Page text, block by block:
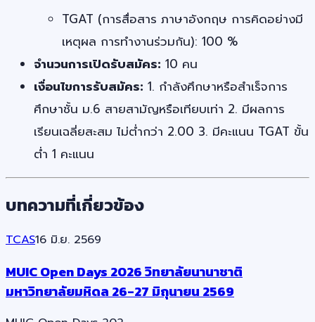
TGAT (การสื่อสาร ภาษาอังกฤษ การคิดอย่างมี
เหตุผล การทำงานร่วมกัน): 100 %
จำนวนการเปิดรับสมัคร: 10 คน
เงื่อนไขการรับสมัคร: 1. กำลังศึกษาหรือสำเร็จการ
ศึกษาชั้น ม.6 สายสามัญหรือเทียบเท่า 2. มีผลการ
เรียนเฉลี่ยสะสม ไม่ต่ำกว่า 2.00 3. มีคะแนน TGAT ขั้น
ต่ำ 1 คะแนน
บทความที่เกี่ยวข้อง
TCAS16 มิ.ย. 2569
MUIC Open Days 2026 วิทยาลัยนานาชาติ
มหาวิทยาลัยมหิดล 26-27 มิถุนายน 2569